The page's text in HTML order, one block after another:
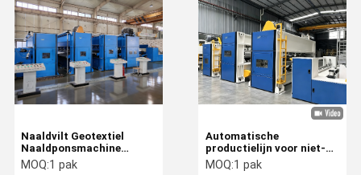
Naaldvilt Geotextiel
Naaldponsmachine
Productielijn
MOQ:1 pak
Automatische
productielijn voor niet-
geweven naaldponsen
MOQ:1 pak